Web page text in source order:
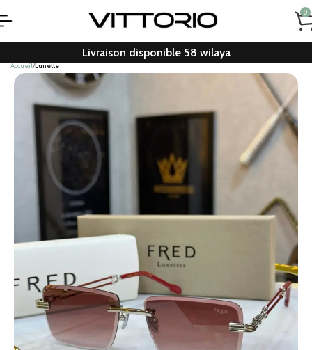
0
Livraison disponible 58 wilaya
Accueil Lunette